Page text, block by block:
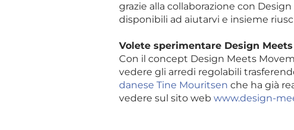
grazie alla collaborazione con
disponibili ad aiutarvi e insieme
Volete sperimentare Design
Con il concept Design Meets
vedere gli arredi regolabili
danese Tine Mouritsen che ha già
vedere sul sito web www.design-